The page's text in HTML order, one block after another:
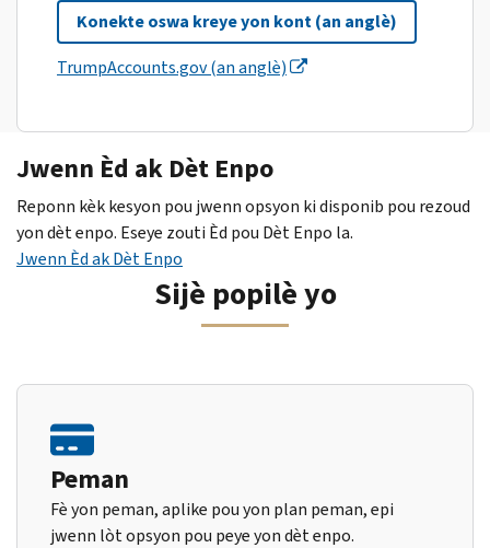
Konekte oswa kreye yon kont (an anglè)
TrumpAccounts.gov (an anglè)
Jwenn Èd ak Dèt Enpo
Reponn kèk kesyon pou jwenn opsyon ki disponib pou rezoud
yon dèt enpo. Eseye zouti Èd pou Dèt Enpo la.
Jwenn Èd ak Dèt Enpo
Sijè popilè yo
Peman
Fè yon peman, aplike pou yon plan peman, epi
jwenn lòt opsyon pou peye yon dèt enpo.